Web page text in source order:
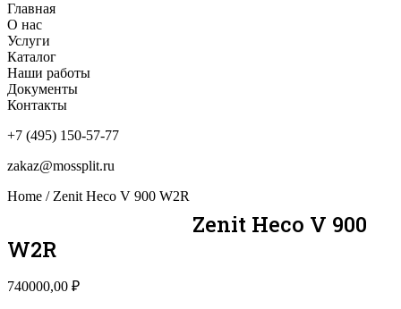
Главная
О нас
Услуги
Каталог
Наши работы
Документы
Контакты
+7 (495) 150-57-77
zakaz@mossplit.ru
Home / Zenit Heco V 900 W2R
Zenit Heco V 900
W2R
740000,00 ₽